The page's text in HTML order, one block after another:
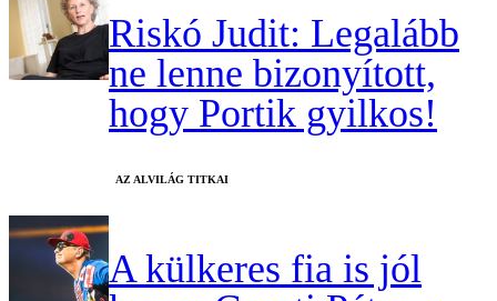
Riskó Judit: Legalább
ne lenne bizonyított,
hogy Portik gyilkos!
AZ ALVILÁG TITKAI
A külkeres fia is jól